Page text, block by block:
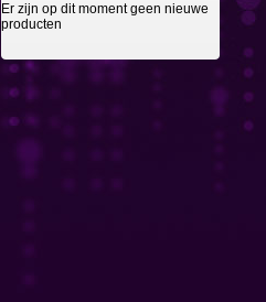
Er zijn op dit moment geen nieuwe
producten